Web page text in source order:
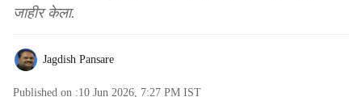
जाहीर केला.
Jagdish Pansare
Published on :10 Jun 2026, 7:27 PM IST